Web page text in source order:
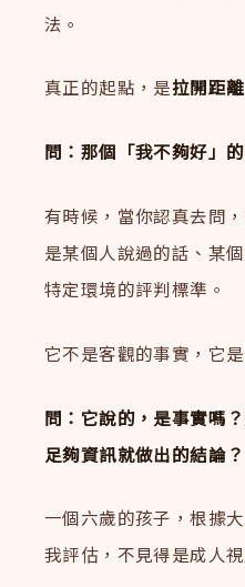
法。
真正的起點，是拉開距離
問：那個「我不夠好」
有時候，當你認真去問
是某個人說過的話、某
特定環境的評判標準。
它不是客觀的事實，它
問：它說的，是事實嗎
足夠資訊就做出的結論？
一個六歲的孩子，根據
我評估，不見得是成人